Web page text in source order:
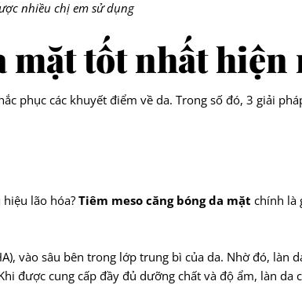
nhiều chị em sử dụng
mặt tốt nhất hiện
phục các khuyết điểm về da. Trong số đó, 3 giải
lão hóa? Tiêm meso căng bóng da mặt chính là
vào sâu bên trong lớp trung bì của da. Nhờ đó, làn
được cung cấp đầy đủ dưỡng chất và độ ẩm, làn da